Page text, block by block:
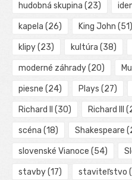
hudobná skupina (23)
kapela (26) King John (51)
klipy(23) kultúra (38)
moderné záhrady(20)
piesne (24) Plays (27)
Richard II (30) Richard III
scéna (18) Shakespeare
slovenské Vianoce (54)
stavby(17) staviteľstvo